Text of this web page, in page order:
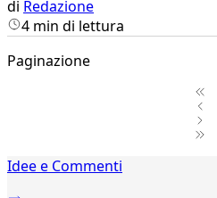
di Redazione
4 min di lettura
Paginazione
2Idee e Commenti